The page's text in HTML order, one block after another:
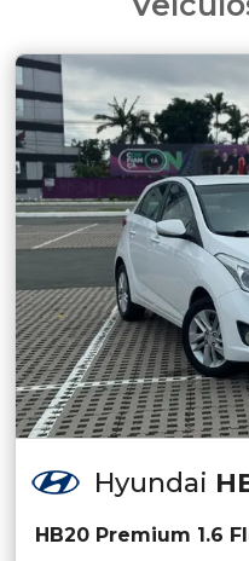
Hyundai
HB20 Premium 1.6